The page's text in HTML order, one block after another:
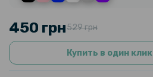
450 грн529 грн
Купить в один клик